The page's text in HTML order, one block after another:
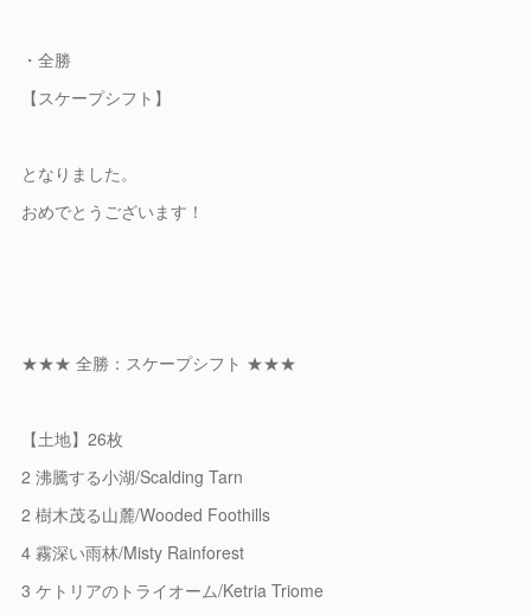
・全勝
【スケープシフト】
となりました。
おめでとうございます！
★★★ 全勝：スケープシフト ★★★
【土地】26枚
2 沸騰する小湖/Scalding Tarn
2 樹木茂る山麓/Wooded Foothills
4 霧深い雨林/Misty Rainforest
3 ケトリアのトライオーム/Ketria Triome